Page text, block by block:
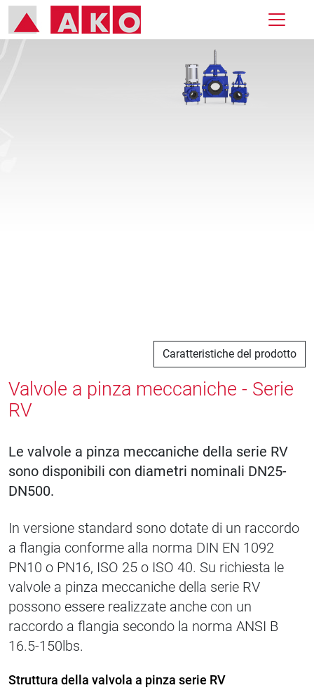
Caratteristiche del prodotto
Valvole a pinza meccaniche - Serie
RV
Le valvole a pinza meccaniche della serie RV
sono disponibili con diametri nominali DN25-
DN500.
In versione standard sono dotate di un raccordo
a flangia conforme alla norma DIN EN 1092
PN10 o PN16, ISO 25 o ISO 40. Su richiesta le
valvole a pinza meccaniche della serie RV
possono essere realizzate anche con un
raccordo a flangia secondo la norma ANSI B
16.5-150lbs.
Struttura della valvola a pinza serie RV